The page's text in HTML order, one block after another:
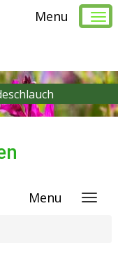
Menu
Menu